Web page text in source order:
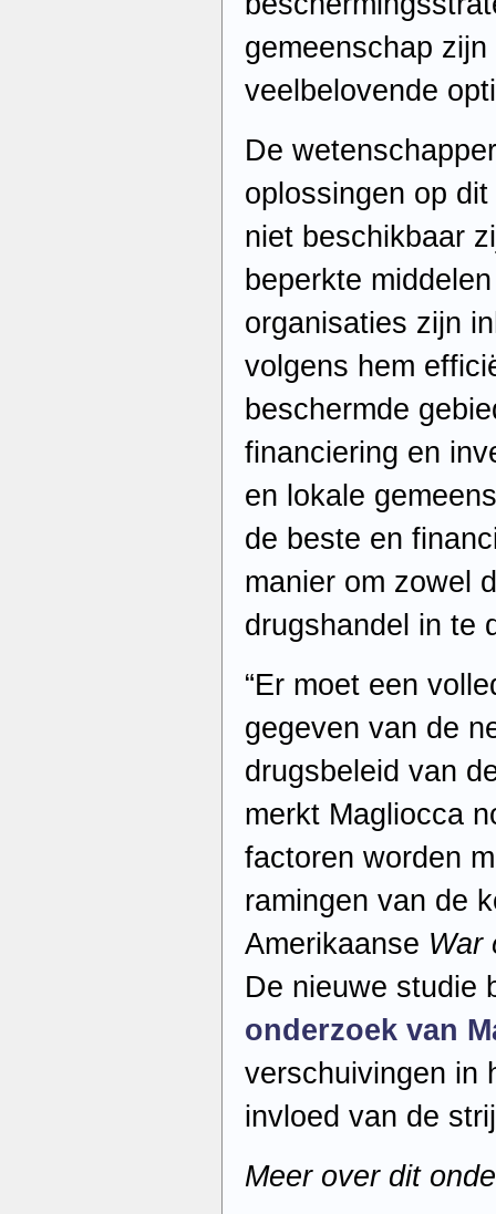
gemeenschap
veelbelovende
De
oplossingen op
niet beschikbaar
beperkte
organisaties zijn
volgens hem
beschermde
financiering en
en lokale
de beste en
manier om zowel
drugshandel in te
“Er moet een
gegeven van de
drugsbeleid van
merkt Magliocca
factoren worden
ramingen van de
Amerikaanse War
De nieuwe studie
onderzoek van
verschuivingen in
invloed van de
Meer over dit